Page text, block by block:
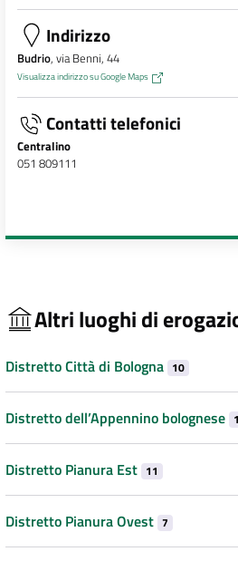
Indirizzo
Budrio, via Benni, 44
Visualizza indirizzo su Google Maps
Contatti telefonici
Centralino
051 809111
Altri luoghi di
Distretto Città di Bologna 10
Distretto dell’Appennino bolognese
Distretto Pianura Est 11
Distretto Pianura Ovest 7